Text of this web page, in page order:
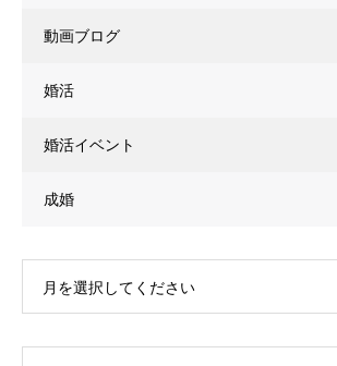
動画ブログ
婚活
婚活イベント
成婚
月を選択してください